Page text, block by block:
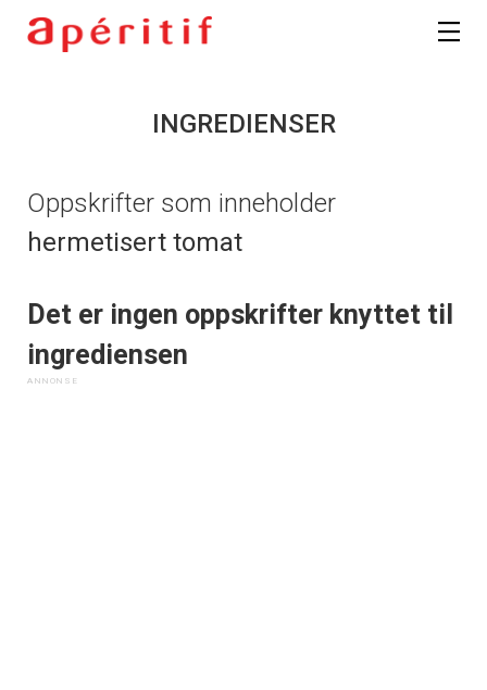
INGREDIENSER
Oppskrifter som inneholder
hermetisert tomat
Det er ingen oppskrifter knyttet til
ingrediensen